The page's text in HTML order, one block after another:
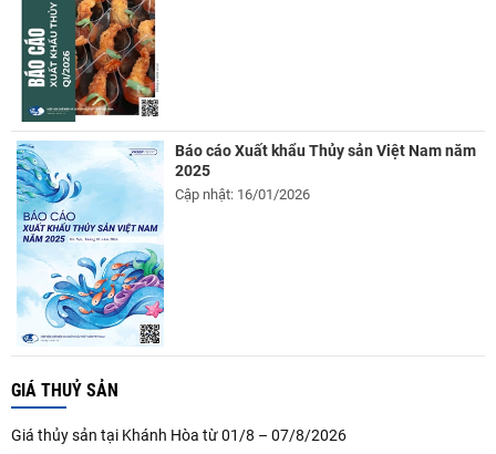
Báo cáo Xuất khẩu Thủy sản Việt Nam năm
2025
Cập nhật: 16/01/2026
GIÁ THUỶ SẢN
Giá thủy sản tại Khánh Hòa từ 01/8 – 07/8/2026